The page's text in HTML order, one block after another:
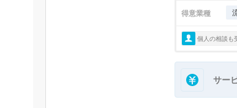
得意業種
個人の相談も
サー